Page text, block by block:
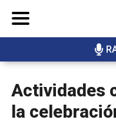
Actividades
la